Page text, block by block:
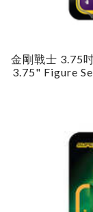
金剛戰士 3.75
3.75" Figure